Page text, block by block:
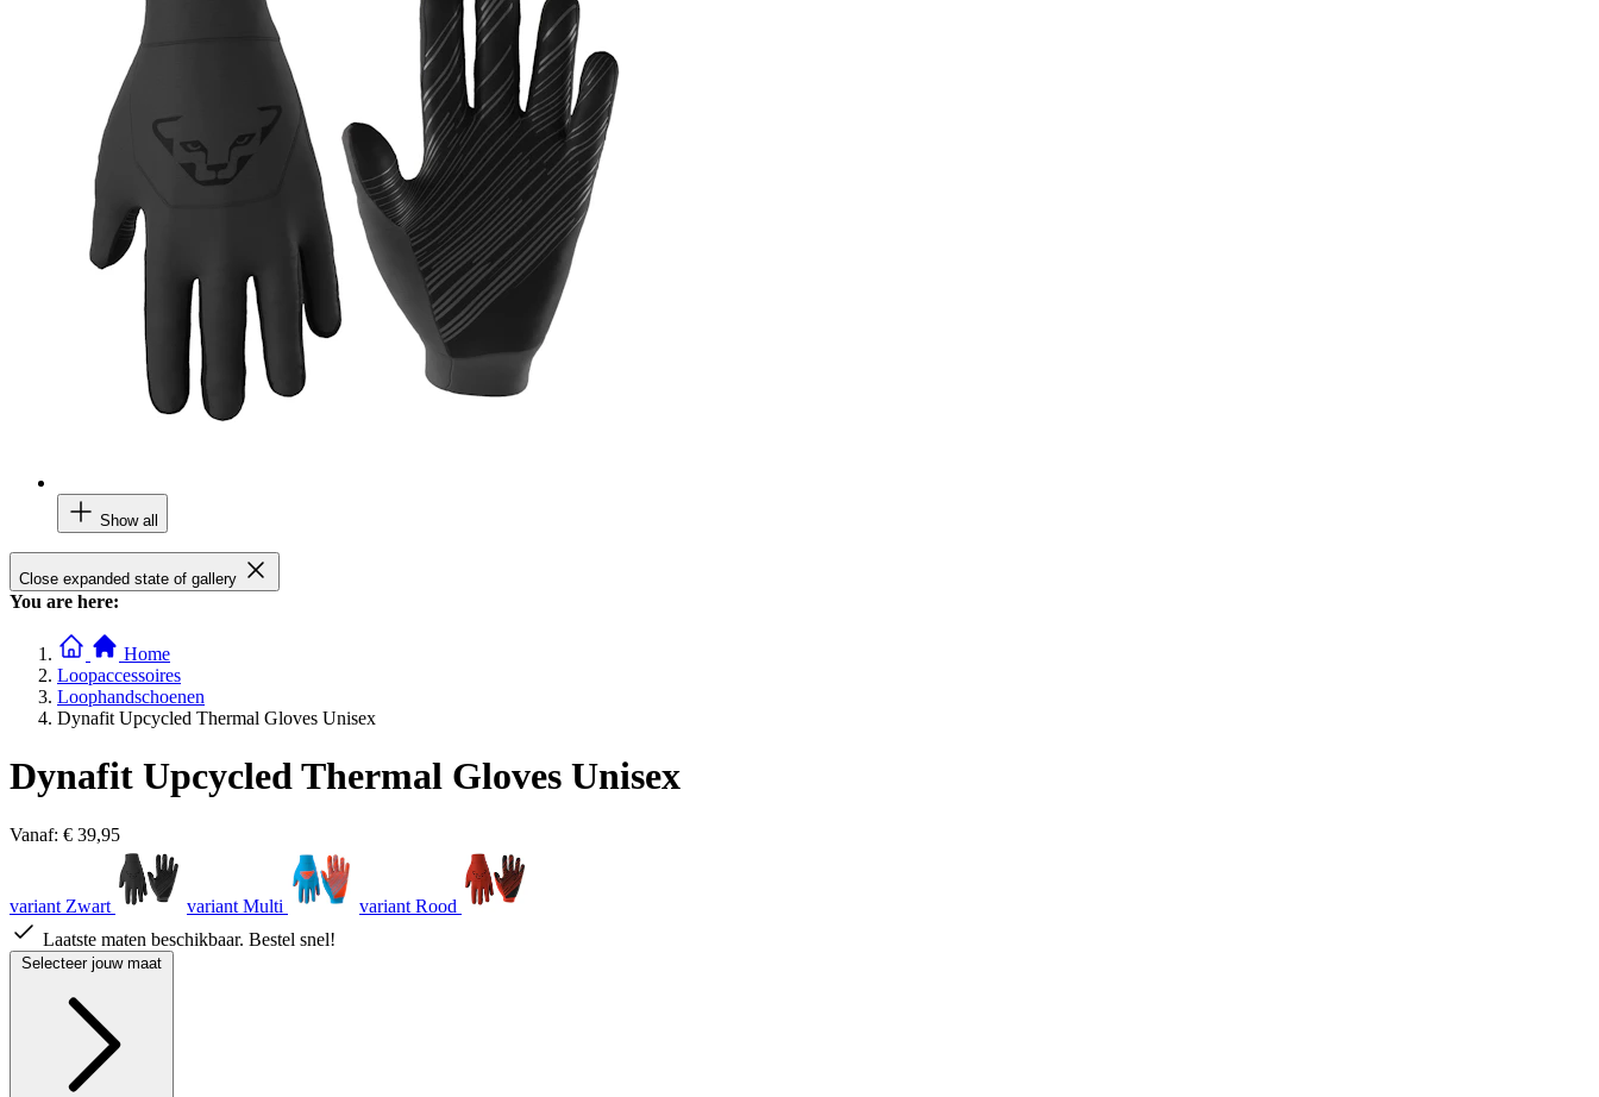
Show all
Close expanded state of gallery
You are here:
Home
Loopaccessoires
Loophandschoenen
Dynafit Upcycled Thermal Gloves Unisex
Dynafit Upcycled Thermal Gloves Unisex
Vanaf: € 39,95
variant Zwart variant Multi
variant Rood
Laatste maten beschikbaar. Bestel snel!
Selecteer jouw maat